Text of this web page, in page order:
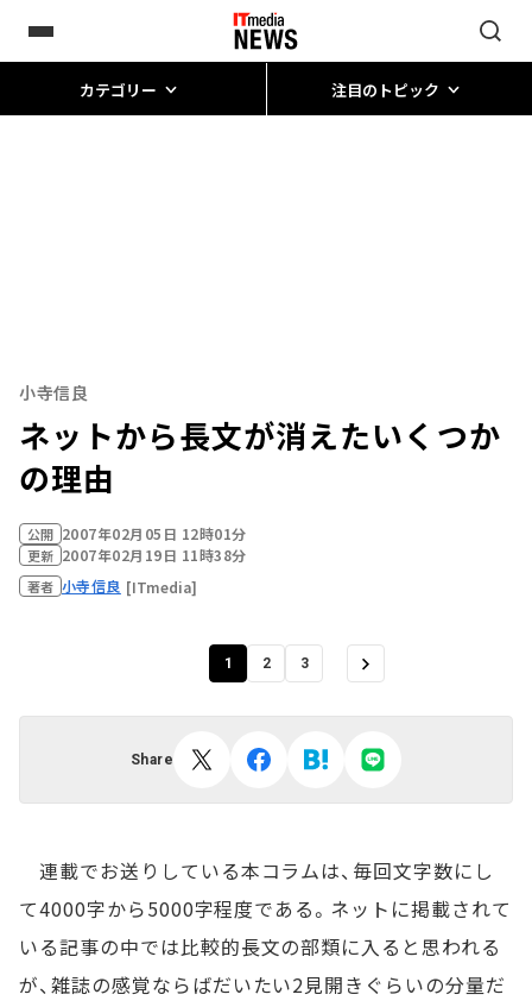
カテゴリー 注目のトピック
小寺信良
ネットから長文が消えたいくつか
の理由
公開 2007年02月05日 12時01分
更新 2007年02月19日 11時38分
著者 小寺信良 [ITmedia]
1 2 3
Share
連載でお送りしている本コラムは、毎回文字数にし
て4000字から5000字程度である。ネットに掲載されて
いる記事の中では比較的長文の部類に入ると思われる
が、雑誌の感覚ならばだいたい2見開きぐらいの分量だ